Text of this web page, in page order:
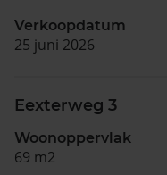
Verkoopdatum
25 juni 2026
Eexterweg 3
Woonoppervlak
69 m2